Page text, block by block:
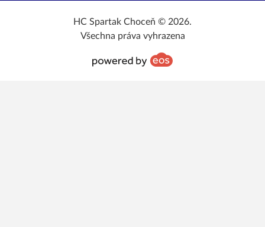
HC Spartak Choceň © 2026.
Všechna práva vyhrazena